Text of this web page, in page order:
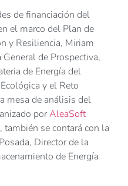
de financiación del
el marco del Plan de
y Resiliencia, Miriam
de Prospectiva,
de Energía del
y el Reto
mesa de análisis del
porAleaSoft
también se contará con la
Director de la
de Energía